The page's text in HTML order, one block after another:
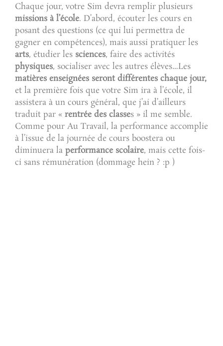
Chaque jour, votre Sim devra remplir plusieurs
missions à l’école. D’abord, écouter les cours en
posant des questions (ce qui lui permettra de
gagner en compétences), mais aussi pratiquer les
arts, étudier les sciences, faire des activités
physiques, socialiser avec les autres élèves…Les
matières enseignées seront différentes chaque jour,
et la première fois que votre Sim ira à l’école, il
assistera à un cours général, que j’ai d’ailleurs
traduit par « rentrée des classes » il me semble.
Comme pour Au Travail, la performance accomplie
à l’issue de la journée de cours boostera ou
diminuera la performance scolaire, mais cette fois-
ci sans rémunération (dommage hein ? :p )